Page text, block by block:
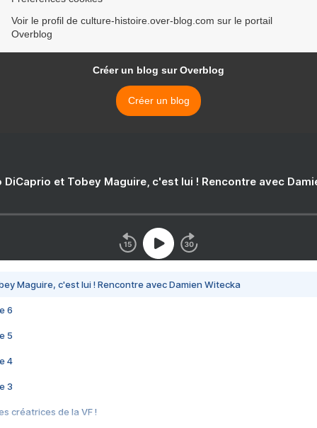
Voir le profil de culture-histoire.over-blog.com sur le portail
Overblog
Créer un blog sur Overblog
Créer un blog
DiCaprio et Tobey Maguire, c'est lui ! Rencontre avec
Maguire, c'est lui ! Rencontre avec Damien Witecka
6
5
4
3
créatrices de la VF !